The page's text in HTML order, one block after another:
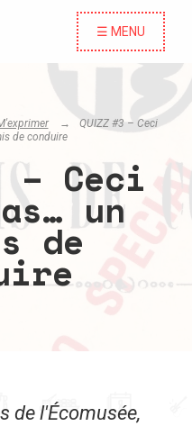
☰ MENU
QUIZZ #3 – Ceci
de conduire
– Ceci
un
de
de l'Écomusée,